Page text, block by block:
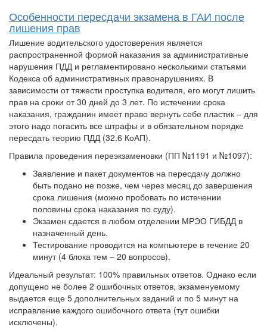
Особенности пересдачи экзамена в ГАИ после
лишения прав
Лишение водительского удостоверения является
распространенной формой наказания за административные
нарушения ПДД и регламентировано несколькими статьями
Кодекса об административных правонарушениях. В
зависимости от тяжести проступка водителя, его могут лишить
прав на сроки от 30 дней до 3 лет. По истечении срока
наказания, гражданин имеет право вернуть себе пластик – для
этого надо погасить все штрафы и в обязательном порядке
пересдать теорию ПДД (32.6 КоАП).
Правила проведения переэкзаменовки (ПП №1191 и №1097):
Заявление и пакет документов на пересдачу должно
быть подано не позже, чем через месяц до завершения
срока лишения (можно пробовать по истечении
половины срока наказания по суду).
Экзамен сдается в любом отделении МРЭО ГИБДД в
назначенный день.
Тестирование проводится на компьютере в течение 20
минут (4 блока тем – 20 вопросов).
Идеальный результат: 100% правильных ответов. Однако если
допущено не более 2 ошибочных ответов, экзаменуемому
выдается еще 5 дополнительных заданий и по 5 минут на
исправление каждого ошибочного ответа (тут ошибки
исключены).